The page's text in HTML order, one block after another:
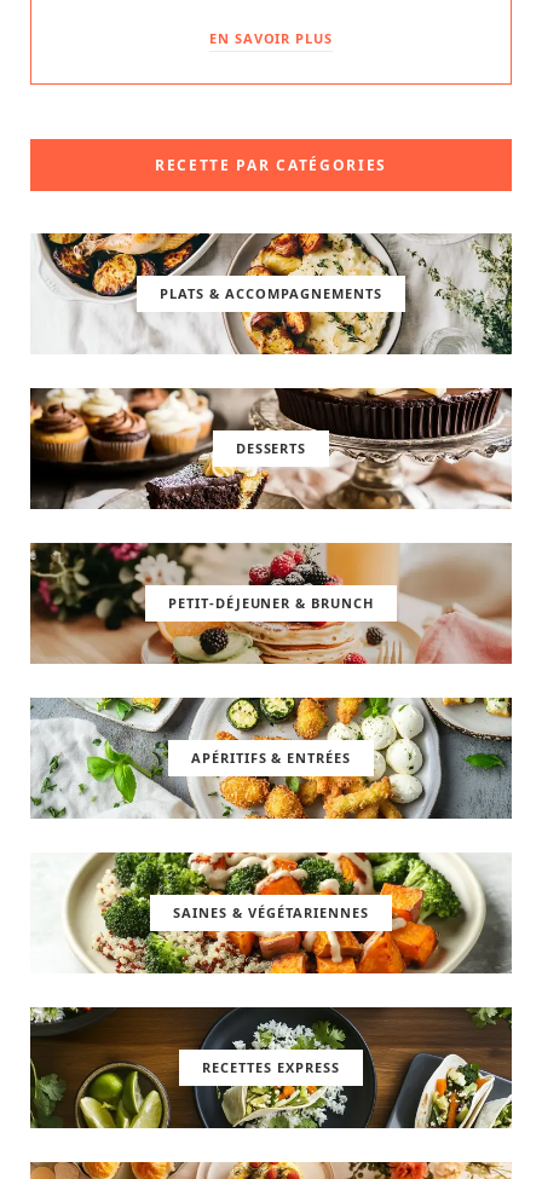
EN SAVOIR PLUS
RECETTE PAR CATÉGORIES
PLATS & ACCOMPAGNEMENTS
DESSERTS
PETIT-DÉJEUNER & BRUNCH
APÉRITIFS & ENTRÉES
SAINES & VÉGÉTARIENNES
RECETTES EXPRESS